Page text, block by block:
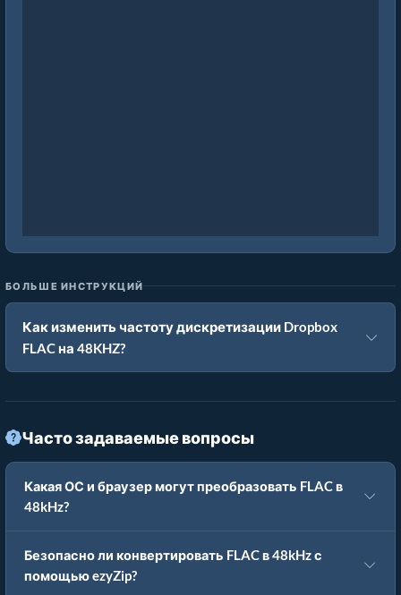
БОЛЬШЕ ИНСТРУКЦИЙ
Как изменить частоту дискретизации Dropbox
FLAC на 48KHZ?
Часто задаваемые вопросы
Какая ОС и браузер могут преобразовать FLAC в
48kHz?
Безопасно ли конвертировать FLAC в 48kHz с
помощью ezyZip?